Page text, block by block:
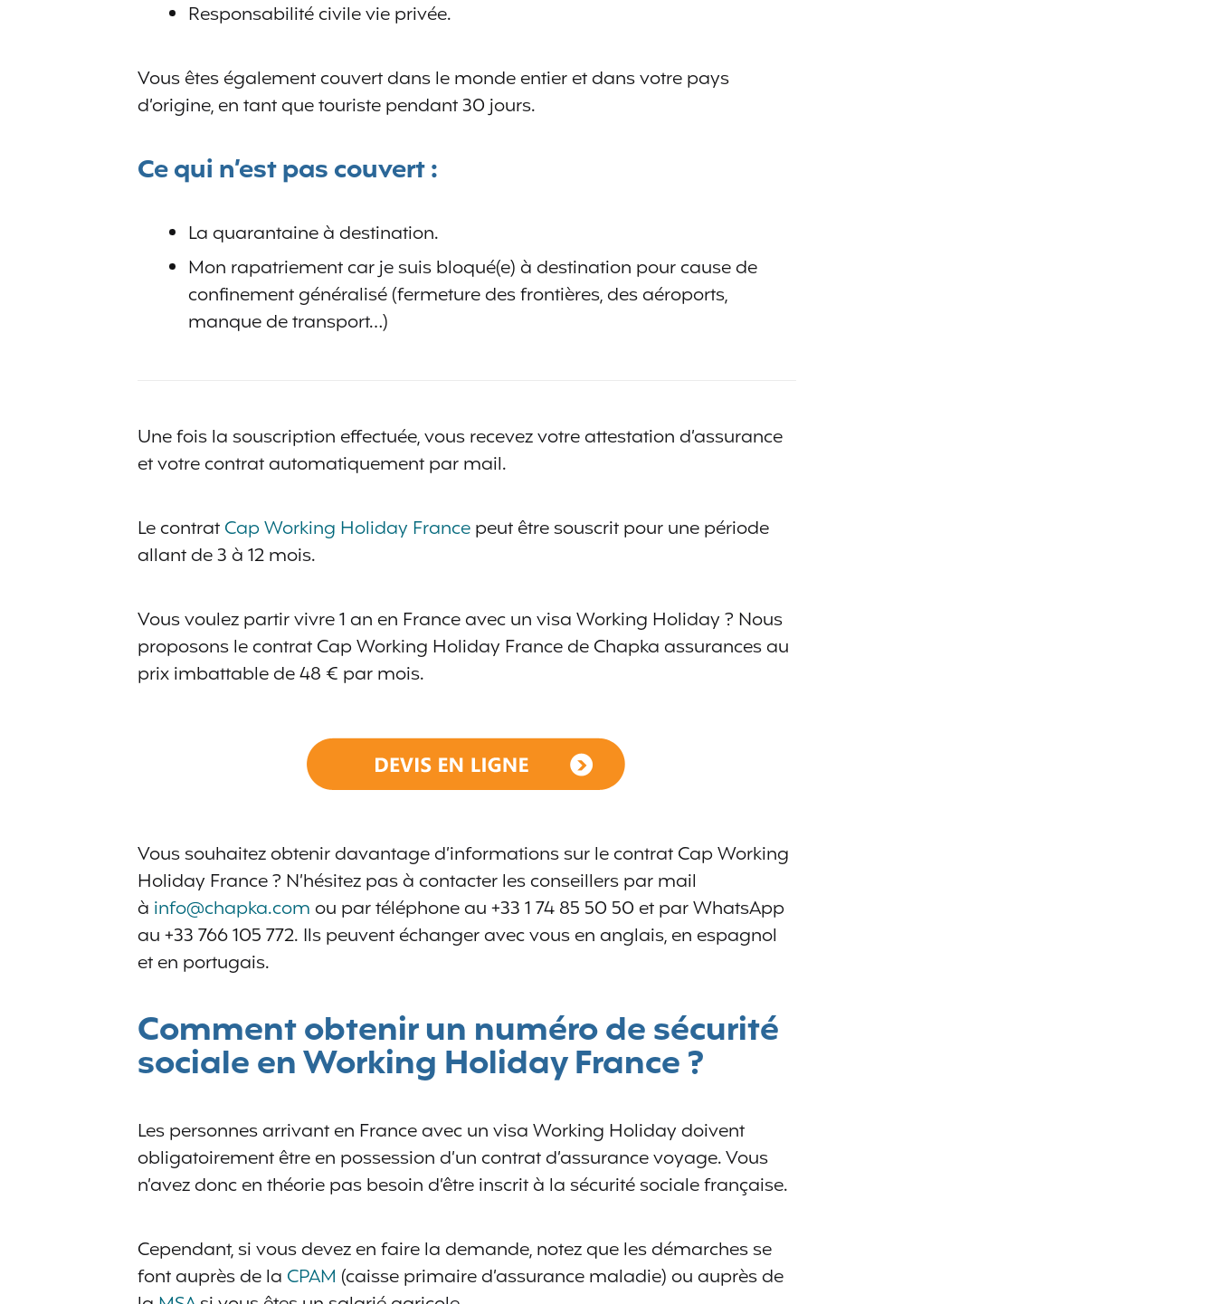
Responsabilité civile vie privée.
Vous êtes également couvert dans le monde entier et dans votre pays
d’origine, en tant que touriste pendant 30 jours.
Ce qui n’est pas couvert :
La quarantaine à destination.
Mon rapatriement car je suis bloqué(e) à destination pour cause de
confinement généralisé (fermeture des frontières, des aéroports,
manque de transport…)
Une fois la souscription effectuée, vous recevez votre attestation d’assurance
et votre contrat automatiquement par mail.
Le contratCap Working Holiday Francepeut être souscrit pour une période
allant de 3 à 12 mois.
Vous voulez partir vivre 1 an en France avec un visa Working Holiday ? Nous
proposons le contrat Cap Working Holiday France de Chapka assurances au
prix imbattable de 48 € par mois.
Vous souhaitez obtenir davantage d’informations sur le contrat Cap Working
Holiday France ? N’hésitez pas à contacter les conseillers par mail
à info@chapka.com ou par téléphone au +33 1 74 85 50 50 et par WhatsApp
au +33 766 105 772. Ils peuvent échanger avec vous en anglais, en espagnol
et en portugais.
Comment obtenir un numéro de sécurité
sociale en Working Holiday France ?
Les personnes arrivant en France avec un visa Working Holiday doivent
obligatoirement être en possession d’un contrat d’assurance voyage. Vous
n’avez donc en théorie pas besoin d’être inscrit à la sécurité sociale française.
Cependant, si vous devez en faire la demande, notez que les démarches se
font auprès de la CPAM (caisse primaire d’assurance maladie) ou auprès de